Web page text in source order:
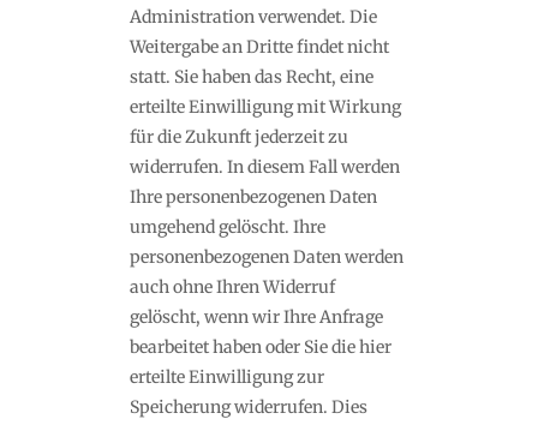
Administration verwendet. Die
Weitergabe an Dritte findet nicht
statt. Sie haben das Recht, eine
erteilte Einwilligung mit Wirkung
für die Zukunft jederzeit zu
widerrufen. In diesem Fall werden
Ihre personenbezogenen Daten
umgehend gelöscht. Ihre
personenbezogenen Daten werden
auch ohne Ihren Widerruf
gelöscht, wenn wir Ihre Anfrage
bearbeitet haben oder Sie die hier
erteilte Einwilligung zur
Speicherung widerrufen. Dies